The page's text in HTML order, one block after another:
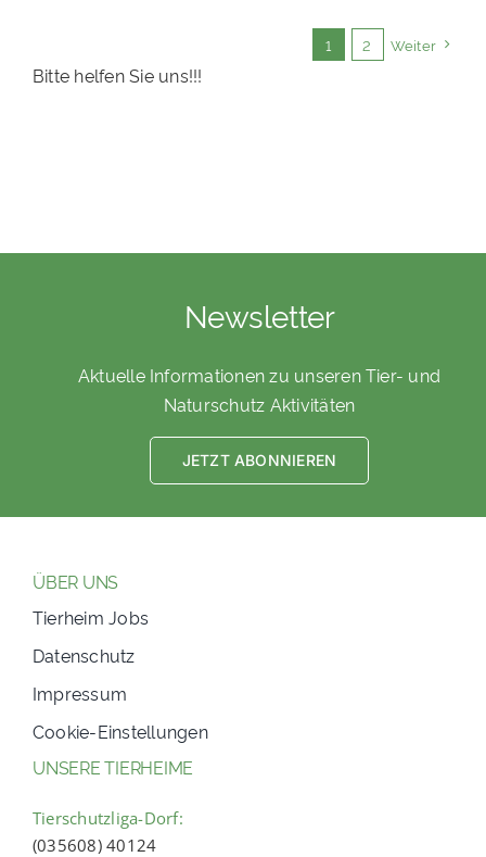
1 2 Weiter
Bitte helfen Sie uns!!!
Newsletter
Aktuelle Informationen zu unseren Tier- und
Naturschutz Aktivitäten
JETZT ABONNIEREN
ÜBER UNS
Tierheim Jobs
Datenschutz
Impressum
Cookie-Einstellungen
UNSERE TIERHEIME
Tierschutzliga-Dorf:
(035608) 40124